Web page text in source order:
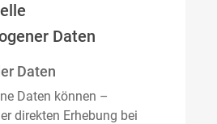
Daten
Daten
Daten können –
direkten Erhebung bei